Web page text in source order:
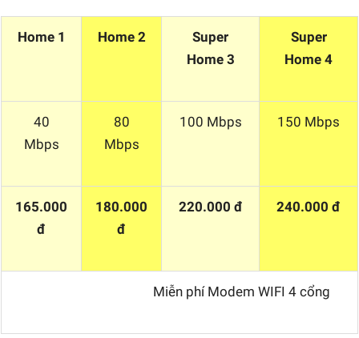
Home 1 Home 2
Super
Home 3
Super
Home 4
40
Mbps
80
Mbps
100 Mbps 150 Mbps
165.000
đ
180.000
đ
220.000 đ 240.000 đ
Miễn phí Modem WIFI 4 cổng